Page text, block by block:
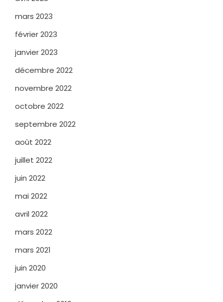
mars 2023
février 2023
janvier 2023
décembre 2022
novembre 2022
octobre 2022
septembre 2022
août 2022
juillet 2022
juin 2022
mai 2022
avril 2022
mars 2022
mars 2021
juin 2020
janvier 2020